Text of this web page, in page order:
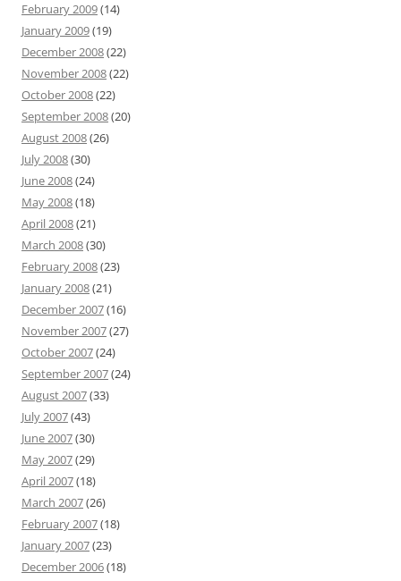
February 2009(14)
January 2009(19)
December 2008(22)
November 2008(22)
October 2008(22)
September 2008(20)
August 2008(26)
July 2008(30)
June 2008(24)
May 2008(18)
April 2008(21)
March 2008(30)
February 2008(23)
January 2008(21)
December 2007(16)
November 2007(27)
October 2007(24)
September 2007(24)
August 2007(33)
July 2007(43)
June 2007(30)
May 2007(29)
April 2007(18)
March 2007(26)
February 2007(18)
January 2007(23)
December 2006(18)